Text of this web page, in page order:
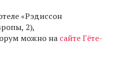
«Рэдиссон
2),
можно на сайте Гёте-